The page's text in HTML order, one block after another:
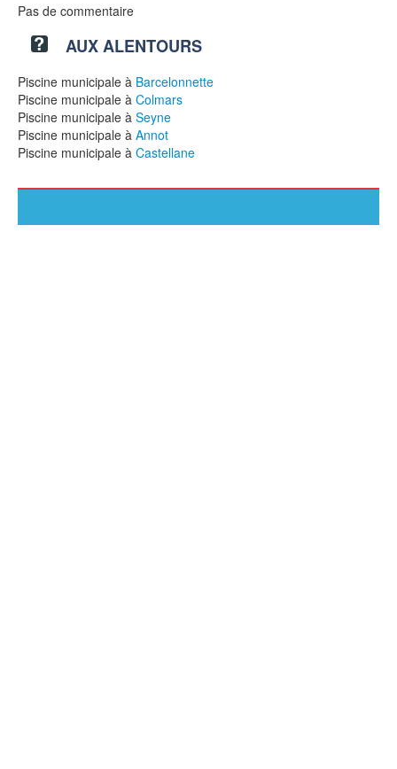
Pas de commentaire
AUX ALENTOURS
Piscine municipale à Barcelonnette
Piscine municipale à Colmars
Piscine municipale à Seyne
Piscine municipale à Annot
Piscine municipale à Castellane